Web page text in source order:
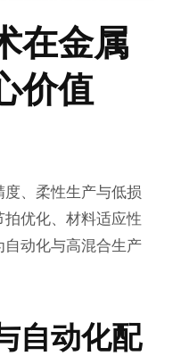
在金属
价值
、柔性生产与低损
优化、材料适应性
动化与高混合生产
自动化配